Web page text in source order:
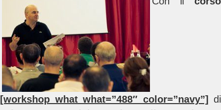
[workshop_what what=”488″ color=”navy”]
di